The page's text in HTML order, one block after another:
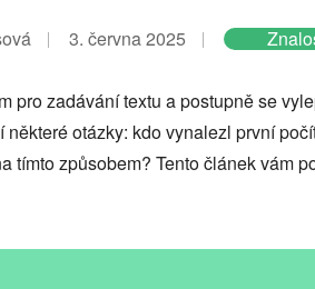
3. června 2025
pro zadávání textu a postupně se
otázky: kdo vynalezl první
způsobem? Tento článek vám